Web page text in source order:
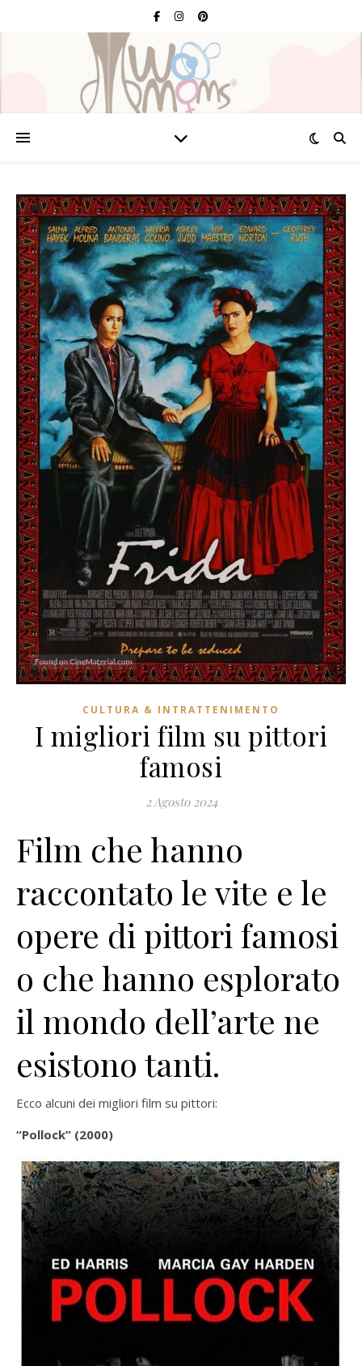
CULTURA & INTRATTENIMENTO
I migliori film su pittori
famosi
2 Agosto 2024
Film che hanno
raccontato le vite e le
opere di pittori famosi
o che hanno esplorato
il mondo dell’arte ne
esistono tanti.
Ecco alcuni dei migliori film su pittori:
“Pollock” (2000)